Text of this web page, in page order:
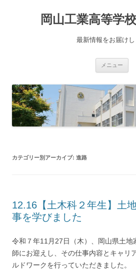
岡山工業高等学
最新情報をお届けし
メニュー
カテゴリー別アーカイブ: 進路
12.16【土木科２年生】土
事を学びました
令和７年11月27日（木）、岡山県土地
師にお迎えし、その仕事内容とキャリ
ルドワークを行っていただきました。